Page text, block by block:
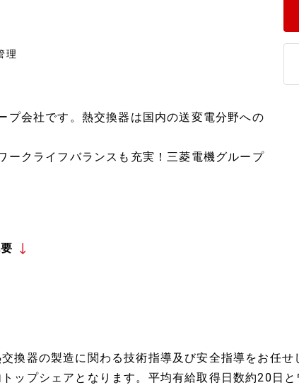
理
プ会社です。熱交換器は国内の送変電分野への
ークライフバランスも充実！三菱電機グループ
換器の製造に関わる技術指導及び安全指導をお任
ップシェアとなります。平均有給取得日数約20日